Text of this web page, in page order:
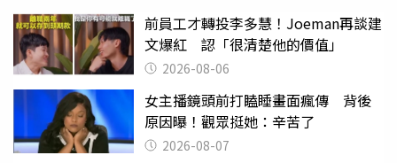
前員工才轉投李多慧！Joeman再談建
文爆紅 認「很清楚他的價值」
2026-08-06
女主播鏡頭前打瞌睡畫面瘋傳 背後
原因曝！觀眾挺她：辛苦了
2026-08-07